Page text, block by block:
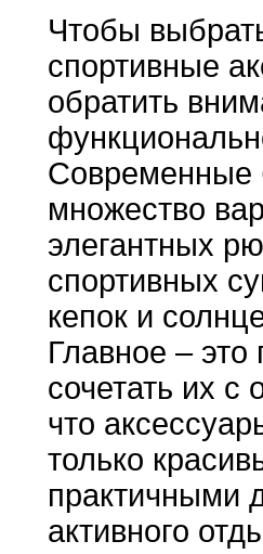
Чтобы
спортивные
обратить
Современные
множество
элегантных
спортивных
кепок и
Главное – это
сочетать их с
что
только
практичными
активного